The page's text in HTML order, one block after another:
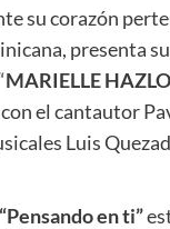
su corazón
presenta
MARIELLE
el cantautor
Luis
en ti”